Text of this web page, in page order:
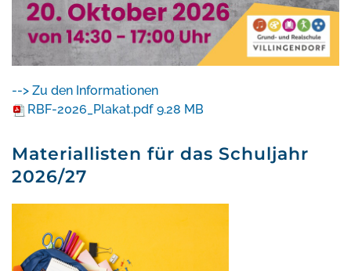
--> Zu den Informationen
RBF-2026_Plakat.pdf 9.28 MB
Materiallisten für das Schuljahr
2026/27